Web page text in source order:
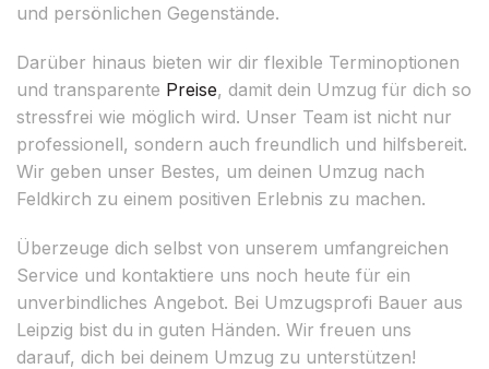
und persönlichen Gegenstände.
Darüber hinaus bieten wir dir flexible Terminoptionen
und transparente Preise, damit dein Umzug für dich so
stressfrei wie möglich wird. Unser Team ist nicht nur
professionell, sondern auch freundlich und hilfsbereit.
Wir geben unser Bestes, um deinen Umzug nach
Feldkirch zu einem positiven Erlebnis zu machen.
Überzeuge dich selbst von unserem umfangreichen
Service und kontaktiere uns noch heute für ein
unverbindliches Angebot. Bei Umzugsprofi Bauer aus
Leipzig bist du in guten Händen. Wir freuen uns
darauf, dich bei deinem Umzug zu unterstützen!